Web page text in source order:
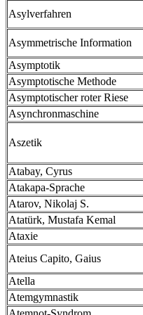
Asylverfahren
Asymmetrische Information
Asymptotik
Asymptotische Methode
Asymptotischer roter Riese
Asynchronmaschine
Aszetik
Atabay, Cyrus
Atakapa-Sprache
Atarov, Nikolaj S.
Atatürk, Mustafa Kemal
Ataxie
Ateius Capito, Gaius
Atella
Atemgymnastik